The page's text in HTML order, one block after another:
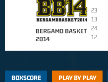
BERGAMO BASKET
2014
23
13
24
12
BOXSCORE PLAY BY PLAY